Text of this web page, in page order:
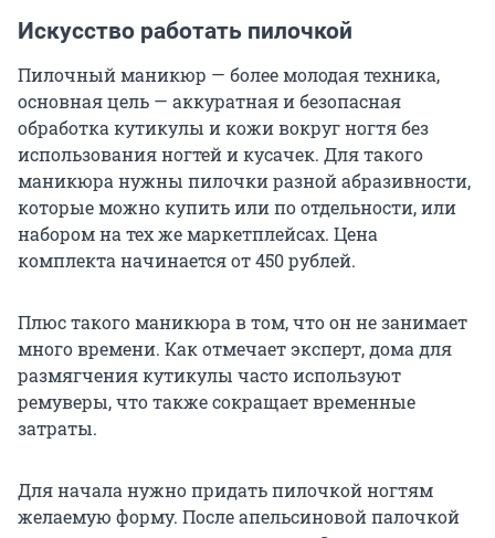
Искусство работать пилочкой
Пилочный маникюр — более молодая техника,
основная цель — аккуратная и безопасная
обработка кутикулы и кожи вокруг ногтя без
использования ногтей и кусачек. Для такого
маникюра нужны пилочки разной абразивности,
которые можно купить или по отдельности, или
набором на тех же маркетплейсах. Цена
комплекта начинается от 450 рублей.
Плюс такого маникюра в том, что он не занимает
много времени. Как отмечает эксперт, дома для
размягчения кутикулы часто используют
ремуверы, что также сокращает временные
затраты.
Для начала нужно придать пилочкой ногтям
желаемую форму. После апельсиновой палочкой